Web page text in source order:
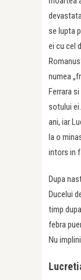
se lupta
ei cu cel
numea
Ferrara
sotului
ani, iar
la o
intors in
Dupa
Ducelui
timp
febra
Nu